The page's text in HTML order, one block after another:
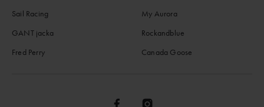
Sail Racing
GANT jacka
Fred Perry
My Aurora
Rockandblue
Canada Goose